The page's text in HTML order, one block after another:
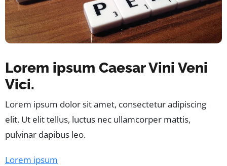
Lorem ipsum Caesar Vini Veni
Vici.
Lorem ipsum dolor sit amet, consectetur adipiscing
elit. Ut elit tellus, luctus nec ullamcorper mattis,
pulvinar dapibus leo.
Lorem ipsum